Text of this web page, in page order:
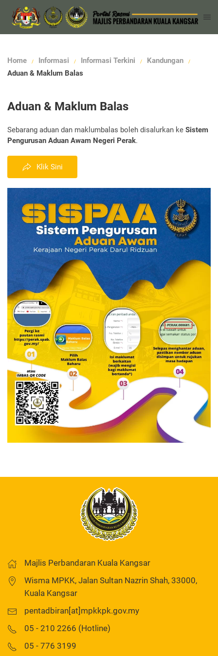
Home Informasi Informasi Terkini
Kandungan
Aduan & Maklum Balas
Aduan & Maklum Balas
Sebarang aduan dan maklumbalas boleh disalurkan ke Sistem
Pengurusan Aduan Awam Negeri Perak.
Klik Sini
Majlis Perbandaran Kuala Kangsar
Wisma MPKK, Jalan Sultan Nazrin Shah, 33000,
Kuala Kangsar
pentadbiran[at]mpkkpk.gov.my
05 - 210 2266 (Hotline)
05 - 776 3199